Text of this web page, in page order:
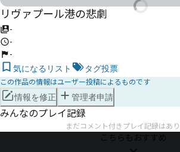
リヴァプール港の悲劇
-
-
-
気になるリスト タグ投票
この作品の情報はユーザー投稿によるものです
情報を修正 管理者申請
みんなのプレイ記録
まだコメント付きプレイ記録はあ
こちらもおすすめ